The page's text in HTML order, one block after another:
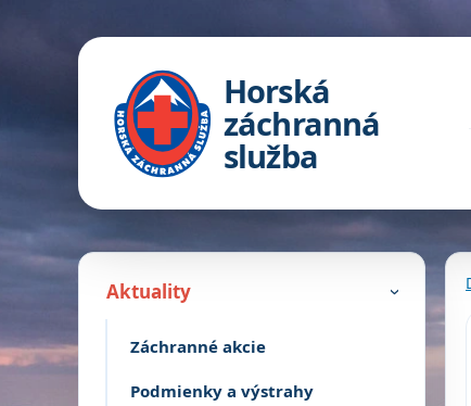
Horská
záchranná
služba
Aktuality ›
Záchranné akcie
Podmienky a výstrahy